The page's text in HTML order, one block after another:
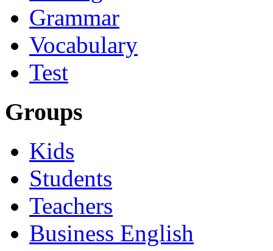
Grammar
Vocabulary
Test
Groups
Kids
Students
Teachers
Business English